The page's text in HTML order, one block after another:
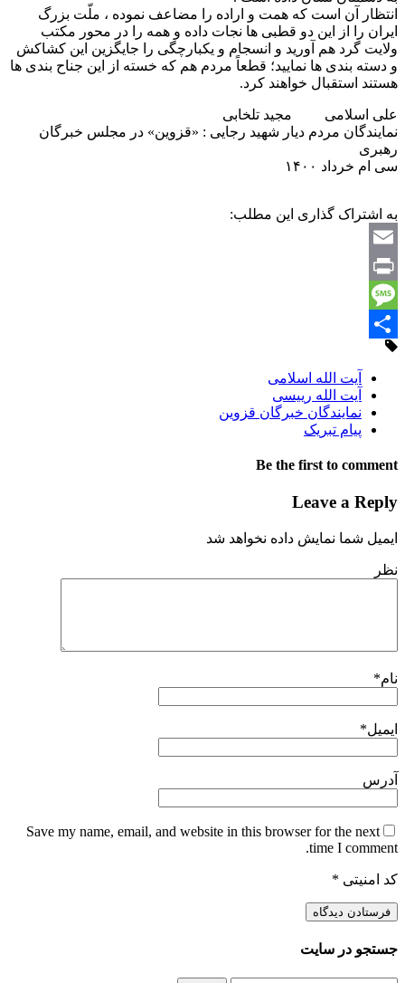
انتظار آن است که همت و اراده را مضاعف نموده ، ملّت بزرگ
ایران را از این دو قطبی ها نجات داده و همه را در محور مکتب
ولایت گرد هم آورید و انسجام و یکبارچگی را جایگزین این کشاکش
و دسته بندی ها نمایید؛ قطعاً مردم هم که خسته از این جناح بندی ها
هستند استقبال خواهند کرد.
علی اسلامی مجید تلخابی
نمایندگان مردم دیار شهید رجایی : «قزوین» در مجلس خبرگان
رهبری
سی ام خرداد ۱۴۰۰
به اشتراک گذاری این مطلب:
Email
Print
Message
Share
آیت الله اسلامی
آیت الله رییسی
نمایندگان خبرگان قزوین
پیام تبریک
Be the first to comment
Leave a Reply
ایمیل شما نمایش داده نخواهد شد
نظر
نام*
ایمیل*
آدرس
Save my name, email, and website in this browser for the next
time I comment.
کد امنیتی *
جستجو در سایت